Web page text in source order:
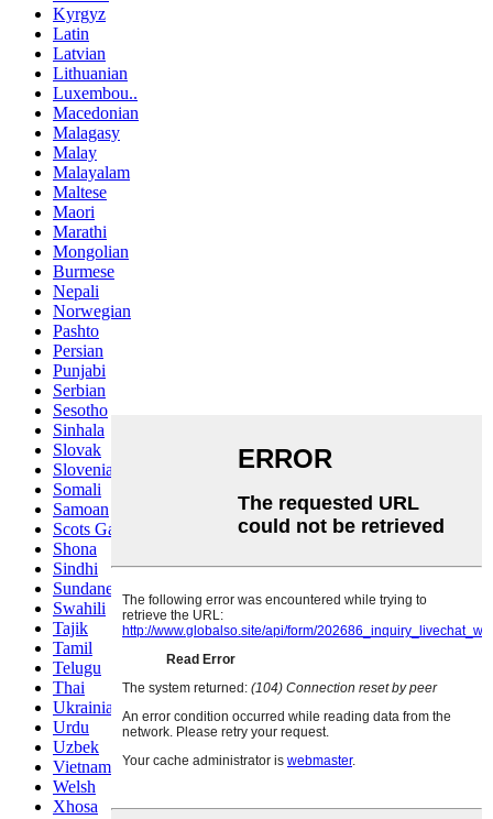
Kyrgyz
Latin
Latvian
Lithuanian
Luxembou..
Macedonian
Malagasy
Malay
Malayalam
Maltese
Maori
Marathi
Mongolian
Burmese
Nepali
Norwegian
Pashto
Persian
Punjabi
Serbian
Sesotho
Sinhala
Slovak
Slovenian
Somali
Samoan
Scots Gaelic
Shona
Sindhi
Sundanese
Swahili
Tajik
Tamil
Telugu
Thai
Ukrainian
Urdu
Uzbek
Vietnamese
Welsh
Xhosa